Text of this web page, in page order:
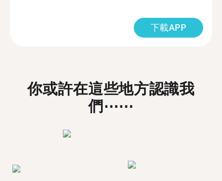
下載APP
你或許在這些地方認識我
們⋯⋯